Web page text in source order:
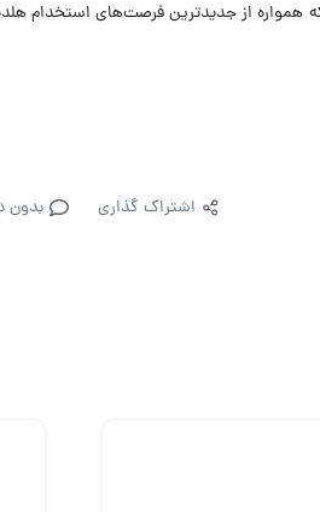
برای اینکه همواره از جدیدترین فرصت‌های استخدام
اشتراک گذاری بدون